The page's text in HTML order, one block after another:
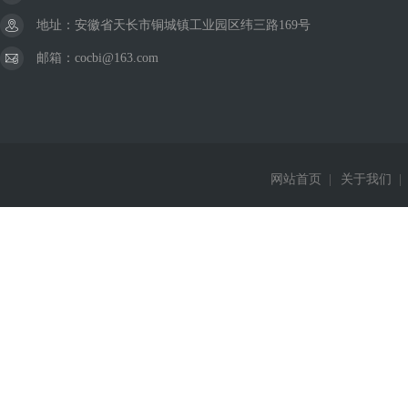
地址：安徽省天长市铜城镇工业园区纬三路169号
邮箱：cocbi@163.com
网站首页 关于我们